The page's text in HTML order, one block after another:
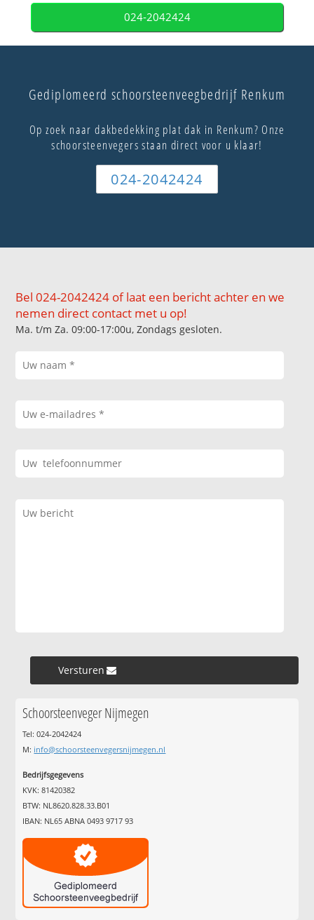
024-2042424
Gediplomeerd schoorsteenveegbedrijf Renkum
Op zoek naar dakbedekking plat dak in Renkum? Onze
schoorsteenvegers staan direct voor u klaar!
024-2042424
Bel 024-2042424 of laat een bericht achter en we
nemen direct contact met u op!
Ma. t/m Za. 09:00-17:00u, Zondags gesloten.
Versturen »
Schoorsteenveger Nijmegen
Tel: 024-2042424
M: info@schoorsteenvegersnijmegen.nl
Bedrijfsgegevens
KVK: 81420382
BTW: NL8620.828.33.B01
IBAN: NL65 ABNA 0493 9717 93